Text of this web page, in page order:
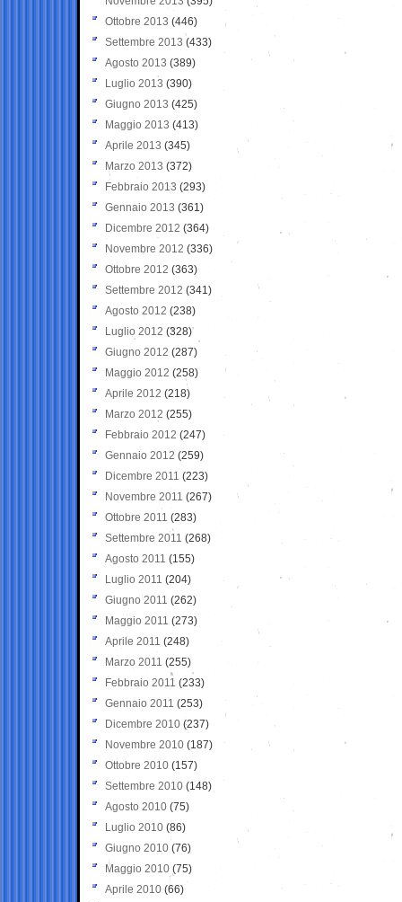
Ottobre 2013 (446)
Settembre 2013 (433)
Agosto 2013 (389)
Luglio 2013 (390)
Giugno 2013 (425)
Maggio 2013 (413)
Aprile 2013 (345)
Marzo 2013 (372)
Febbraio 2013 (293)
Gennaio 2013 (361)
Dicembre 2012 (364)
Novembre 2012 (336)
Ottobre 2012 (363)
Settembre 2012 (341)
Agosto 2012 (238)
Luglio 2012 (328)
Giugno 2012 (287)
Maggio 2012 (258)
Aprile 2012 (218)
Marzo 2012 (255)
Febbraio 2012 (247)
Gennaio 2012 (259)
Dicembre 2011 (223)
Novembre 2011 (267)
Ottobre 2011 (283)
Settembre 2011 (268)
Agosto 2011 (155)
Luglio 2011 (204)
Giugno 2011 (262)
Maggio 2011 (273)
Aprile 2011 (248)
Marzo 2011 (255)
Febbraio 2011 (233)
Gennaio 2011 (253)
Dicembre 2010 (237)
Novembre 2010 (187)
Ottobre 2010 (157)
Settembre 2010 (148)
Agosto 2010 (75)
Luglio 2010 (86)
Giugno 2010 (76)
Maggio 2010 (75)
Aprile 2010 (66)